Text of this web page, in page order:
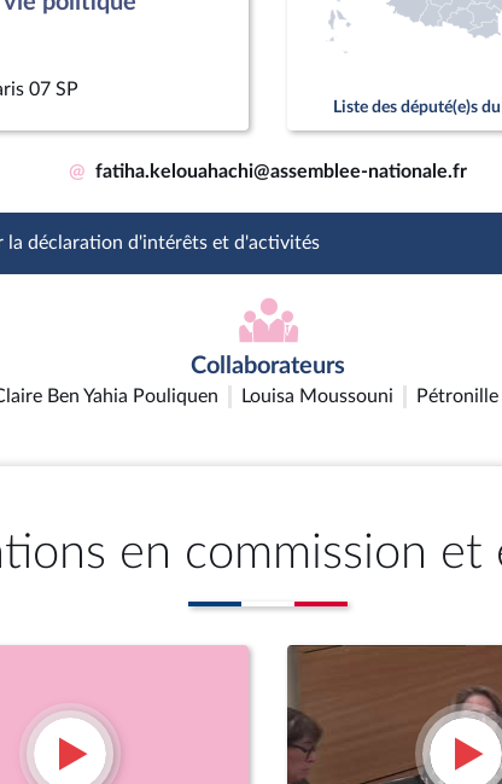
07 SP
Liste des député(e)s
@ fatiha.kelouahachi@assemblee-nationale.fr
la déclaration d'intérêts et d'activités
Collaborateurs
Ben Yahia Pouliquen Louisa Moussouni Pétronille
en commission et